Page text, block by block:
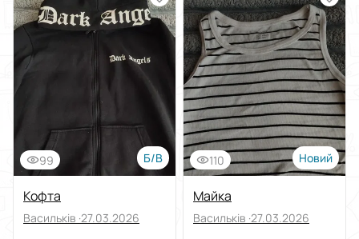
Сортувати за
Виберіть групу категорій
До
Стан
Застосувати
99 Б/В
Кофта
Васильків ·27.03.2026
110 Новий
Майка
Васильків ·27.03.2026